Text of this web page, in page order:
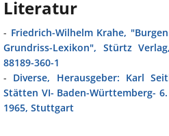
Literatur
- Friedrich-Wilhelm Krahe,
Grundriss-Lexikon", Stürtz
88189-360-1
- Diverse, Herausgeber: Karl
Stätten VI- Baden-Württemberg-
1965, Stuttgart